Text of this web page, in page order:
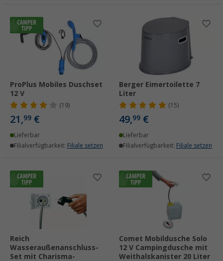
ProPlus Mobiles Duschset
12 V
(19)
21,99 €
Lieferbar
Filialverfügbarkeit: Filiale setzen
Berger Eimertoilette 7
Liter
(15)
49,99 €
Lieferbar
Filialverfügbarkeit: Filiale setzen
Reich
Wasseraußenanschluss-
Set mit Charisma-
Comet Mobildusche Solo
12 V Campingdusche mit
Weithalskanister 20 Liter